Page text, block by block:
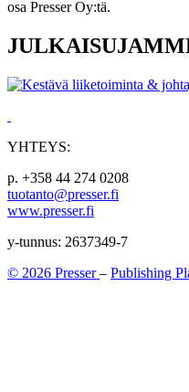
osa Presser Oy:tä.
YHTEYS:
p. +358 44 274 0208
tuotanto@presser.fi
www.presser.fi
y-tunnus: 2637349-7
© 2026 Presser– Publishing